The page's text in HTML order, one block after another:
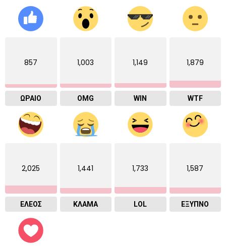
857
ΩΡΑΙΟ
1,003
OMG
1,149
WIN
1,879
WTF
2,025
ΕΛΕΟΣ
1,441
ΚΛΑΜΑ
1,733
LOL
1,587
ΈΞΥΠΝΟ